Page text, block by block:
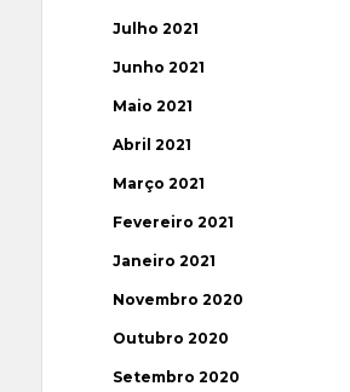
Julho 2021
Junho 2021
Maio 2021
Abril 2021
Março 2021
Fevereiro 2021
Janeiro 2021
Novembro 2020
Outubro 2020
Setembro 2020